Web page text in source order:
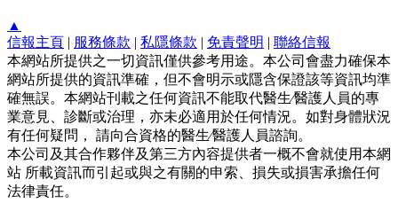
▲
信報主頁 | 服務條款 | 私隱條款 | 免責聲明 | 聯絡信報
本網站所提供之一切資訊僅供參考用途。本公司會盡力確保本
網站所提供的資訊準確，但不會明示或隱含保證該等資訊均準
確無誤。本網站刊載之任何資訊不能取代醫生∕醫護人員的專
業意見、診斷或治理，亦未必適用於任何情況。如對身體狀況
有任何疑問， 請向合資格的醫生∕醫護人員諮詢。
本公司及其合作夥伴及第三方內容提供者一概不會就使用本網
站 所載資訊而引起或與之有關的申索、損失或損害承擔任何
法律責任。